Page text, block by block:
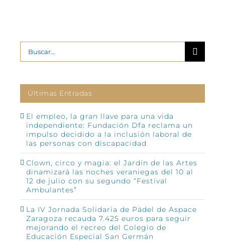
Buscar:
Últimas Entradas
El empleo, la gran llave para una vida
independiente: Fundación Dfa reclama un
impulso decidido a la inclusión laboral de
las personas con discapacidad
Clown, circo y magia: el Jardín de las Artes
dinamizará las noches veraniegas del 10 al
12 de julio con su segundo “Festival
Ambulantes”
La IV Jornada Solidaria de Pádel de Aspace
Zaragoza recauda 7.425 euros para seguir
mejorando el recreo del Colegio de
Educación Especial San Germán